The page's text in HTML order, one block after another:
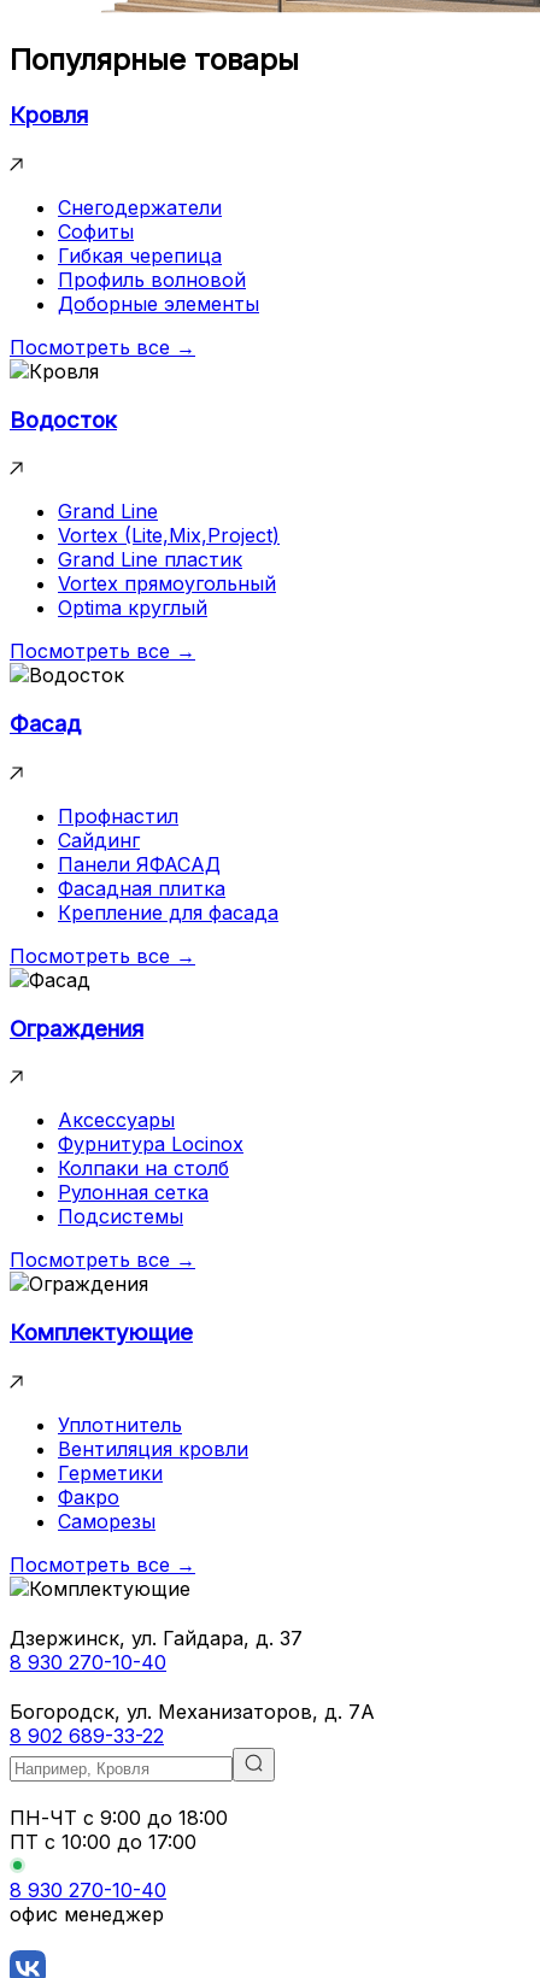
Популярные товары
Кровля
Снегодержатели
Софиты
Гибкая черепица
Профиль волновой
Доборные элементы
Посмотреть все →
Водосток
Grand Line
Vortex (Lite,Mix,Project)
Grand Line пластик
Vortex прямоугольный
Optima круглый
Посмотреть все →
Фасад
Профнастил
Сайдинг
Панели ЯФАСАД
Фасадная плитка
Крепление для фасада
Посмотреть все →
Ограждения
Аксессуары
Фурнитура Locinox
Колпаки на столб
Рулонная сетка
Подсистемы
Посмотреть все →
Комплектующие
Уплотнитель
Вентиляция кровли
Герметики
Факро
Саморезы
Посмотреть все →
Дзержинск, ул. Гайдара, д. 37
8 930 270-10-40
Богородск, ул. Механизаторов, д. 7А
8 902 689-33-22
ПН-ЧТ с 9:00 до 18:00
ПТ с 10:00 до 17:00
8 930 270-10-40
офис менеджер